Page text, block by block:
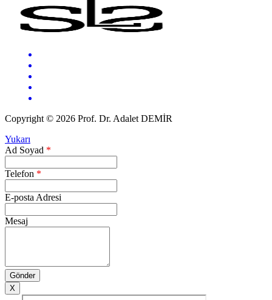
Copyright © 2026 Prof. Dr. Adalet DEMİR
Yukarı
Ad Soyad *
Telefon *
E-posta Adresi
Mesaj
X